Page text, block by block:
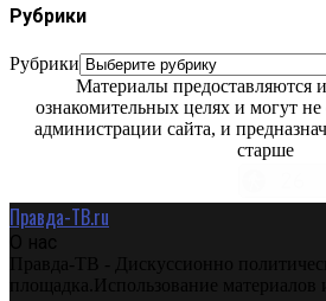
Рубрики
Рубрики
Материалы предоставляются
ознакомительных целях и могут
администрации сайта, и
старше
Правда-ТВ.ru
О нас
Правда-ТВ - Дискуссионно
площадка.Использование материалов